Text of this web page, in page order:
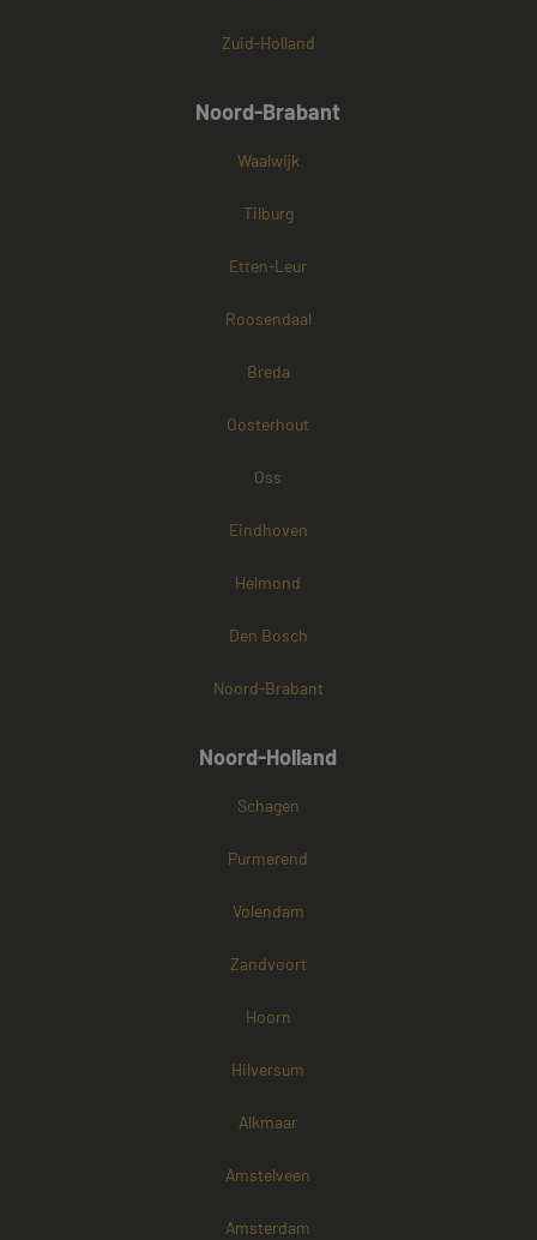
Zuid-Holland
Noord-Brabant
Waalwijk
Tilburg
Etten-Leur
Roosendaal
Breda
Oosterhout
Oss
Eindhoven
Helmond
Den Bosch
Noord-Brabant
Noord-Holland
Schagen
Purmerend
Volendam
Zandvoort
Hoorn
Hilversum
Alkmaar
Amstelveen
Amsterdam